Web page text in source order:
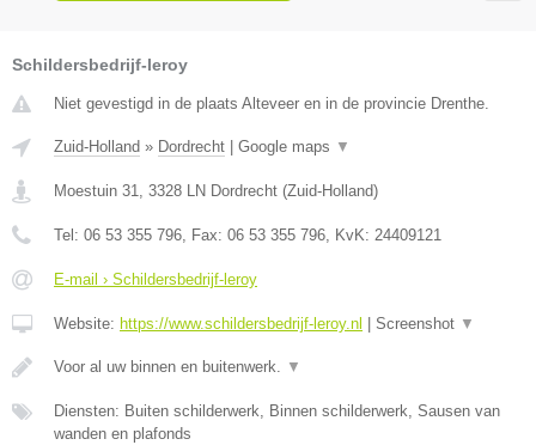
Schildersbedrijf-leroy
Niet gevestigd in de plaats Alteveer en in de provincie Drenthe.
Zuid-Holland » Dordrecht Google maps ▼
Moestuin 31, 3328 LN Dordrecht (Zuid-Holland)
Tel: 06 53 355 796, Fax: 06 53 355 796, KvK: 24409121
E-mail › Schildersbedrijf-leroy
Website: https://www.schildersbedrijf-leroy.nl Screenshot ▼
Voor al uw binnen en buitenwerk. ▼
Diensten: Buiten schilderwerk, Binnen schilderwerk, Sausen van
wanden en plafonds